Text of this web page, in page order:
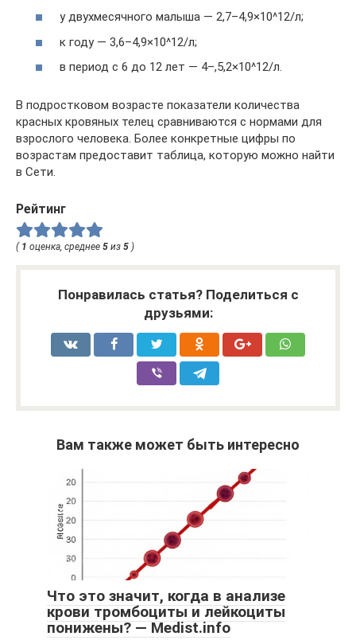
у двухмесячного малыша — 2,7–4,9×10^12/л;
к году — 3,6–4,9×10^12/л;
в период с 6 до 12 лет — 4–,5,2×10^12/л.
В подростковом возрасте показатели количества
красных кровяных телец сравниваются с нормами для
взрослого человека. Более конкретные цифры по
возрастам предоставит таблица, которую можно найти
в Сети.
Рейтинг
( 1 оценка, среднее 5 из 5 )
Понравилась статья? Поделиться с
друзьями:
Вам также может быть интересно
Что это значит, когда в анализе
крови тромбоциты и лейкоциты
понижены? — Medist.info